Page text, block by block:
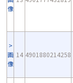
像
画
像
14 4901880214258